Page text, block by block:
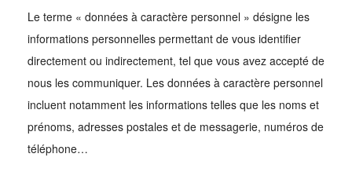
Le terme « données à caractère personnel » désigne les
informations personnelles permettant de vous identifier
directement ou indirectement, tel que vous avez accepté de
nous les communiquer. Les données à caractère personnel
incluent notamment les informations telles que les noms et
prénoms, adresses postales et de messagerie, numéros de
téléphone…